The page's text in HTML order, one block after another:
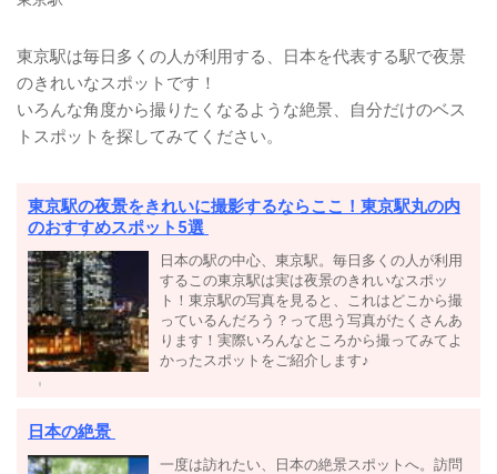
東京駅は毎日多くの人が利用する、日本を代表する駅で夜景
のきれいなスポットです！
いろんな角度から撮りたくなるような絶景、自分だけのベス
トスポットを探してみてください。
東京駅の夜景をきれいに撮影するならここ！東京駅丸の内
のおすすめスポット5選
日本の駅の中心、東京駅。毎日多くの人が利用
するこの東京駅は実は夜景のきれいなスポッ
ト！東京駅の写真を見ると、これはどこから撮
っているんだろう？って思う写真がたくさんあ
ります！実際いろんなところから撮ってみてよ
かったスポットをご紹介します♪
日本の絶景
一度は訪れたい、日本の絶景スポットへ。訪問